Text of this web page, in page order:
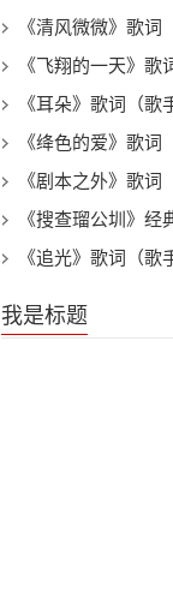
《清风微微》歌词
《飞翔的一天》
上另一个我》电视
《耳朵》歌词（歌
《绛色的爱》歌词
《剧本之外》歌词
《搜查瑠公圳》经
《追光》歌词（歌
我是标题